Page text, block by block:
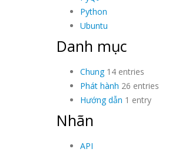
Python
Ubuntu
Danh mục
Chung14 entries
Phát hành 26 entries
Hướng dẫn 1 entry
Nhãn
API